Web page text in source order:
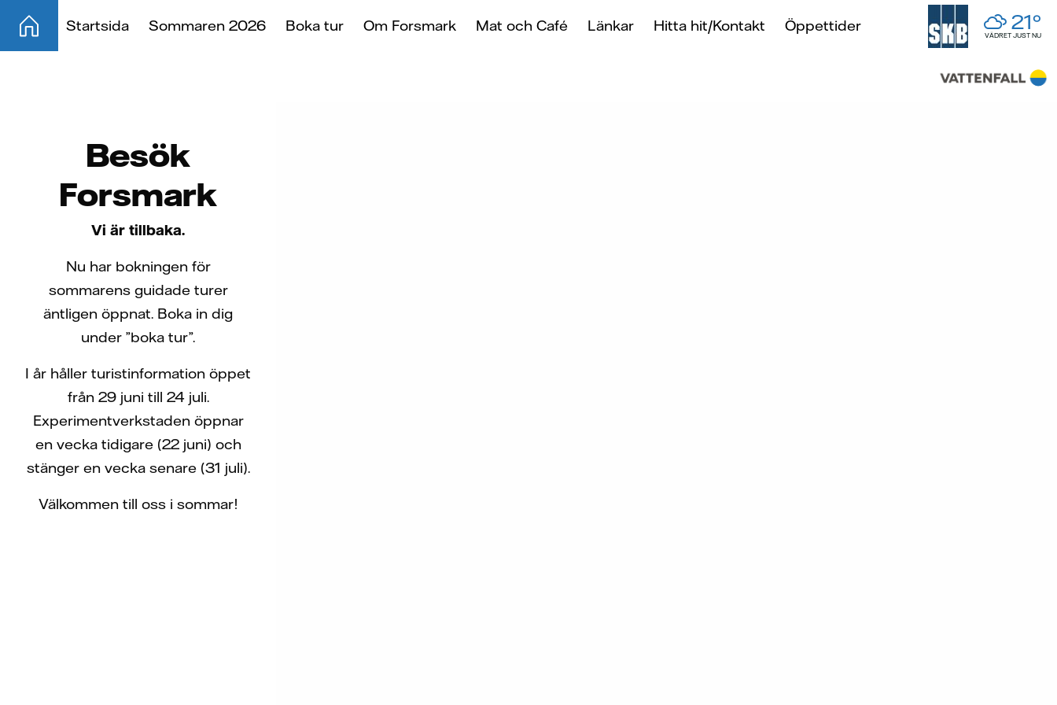
content
Startsida Sommaren 2026 Boka tur Om Forsmark Mat och Café Länkar Hitta hit/Kontakt Öppettider 21°
VÄDRET JUST NU
Besök
Forsmark
Vi är tillbaka.
Nu har bokningen för
sommarens guidade turer
äntligen öppnat. Boka in dig
under ”boka tur”.
I år håller turistinformation öppet
från 29 juni till 24 juli.
Experimentverkstaden öppnar
en vecka tidigare (22 juni) och
stänger en vecka senare (31 juli).
Välkommen till oss i sommar!